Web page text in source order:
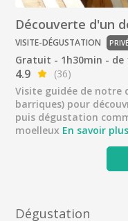
Découverte d'un
VISITE-DÉGUSTATION PRIVÉ
Gratuit - 1h30min - de
4.9
(36)
Visite guidée de notre
barriques) pour
puis dégustation
moelleux En savoir plus
Dégustation